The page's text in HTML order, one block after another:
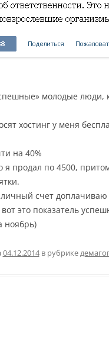
молодые люди,
хостинг у меня
на 40%
я продал по 4500,
личный счет
это показатель
ноябрь)
04.12.2014в рубрике